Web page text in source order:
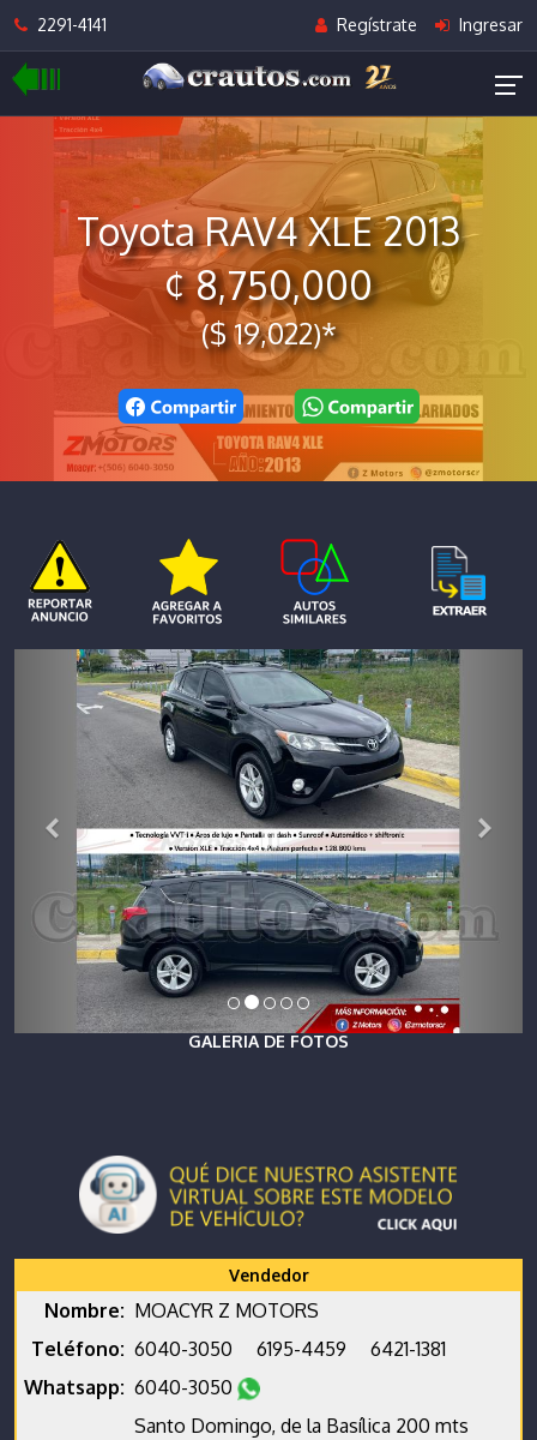
2291-4141 Regístrate Ingresar
Toyota RAV4 XLE 2013
¢ 8,750,000
($ 19,022)*
GALERIA DE FOTOS
Vendedor
Nombre: MOACYR Z MOTORS
Teléfono: 6040-3050 6195-4459
6421-1381
Whatsapp: 6040-3050
Santo Domingo, de la Basílica 200 mts